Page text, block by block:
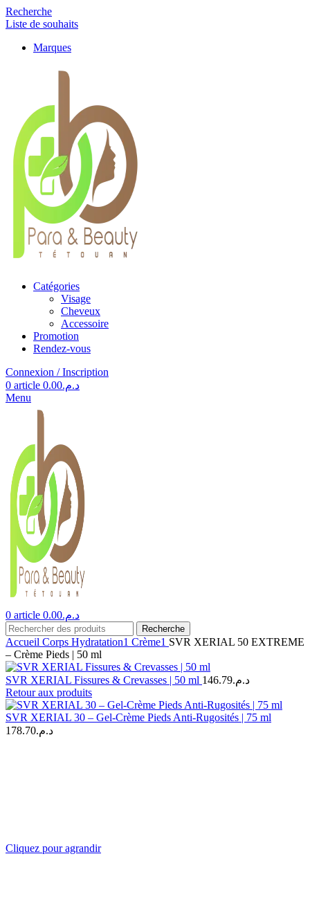
Recherche
Liste de souhaits
Marques
Catégories
Visage
Cheveux
Accessoire
Promotion
Rendez-vous
Connexion / Inscription
0 article د.م.0.00
Menu
0 article د.م.0.00
Recherche
Accueil Corps Hydratation1 Crème1 SVR XERIAL 50 EXTREME
– Crème Pieds | 50 ml
SVR XERIAL Fissures & Crevasses | 50 ml د.م.146.79
Retour aux produits
SVR XERIAL 30 – Gel-Crème Pieds Anti-Rugosités | 75 ml
د.م.178.70
Cliquez pour agrandir